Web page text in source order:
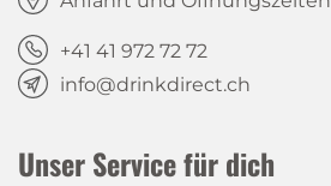
+41 41 972 72 72
info@drinkdirect.ch
Unser Service für dich